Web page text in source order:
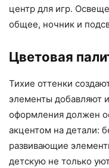
центр для игр.
общее, ночник и
Цветовая
Тихие оттенки
элементы добавляют
оформления должен
акцентом на детали:
развивающие
детскую не только